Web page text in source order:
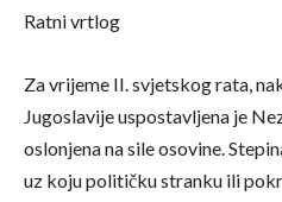
Ratni vrtlog
Za vrijeme II. svjetskog rata,
Jugoslavije uspostavljena je
oslonjena na sile osovine.
uz koju političku stranku ili